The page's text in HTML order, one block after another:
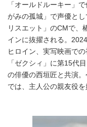
「オールドルーキー」
がみの孤城」で声優と
リスエット」のCMで、
インに抜擢される。
ヒロイン、実写映画で
「ゼクシィ」に第15代
の俳優の西垣匠と共演。
では、主人公の親友役を